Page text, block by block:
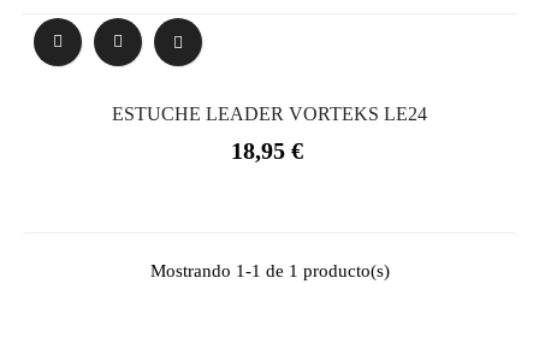
ESTUCHE LEADER VORTEKS LE24
Precio
18,95 €
Mostrando 1-1 de 1 producto(s)